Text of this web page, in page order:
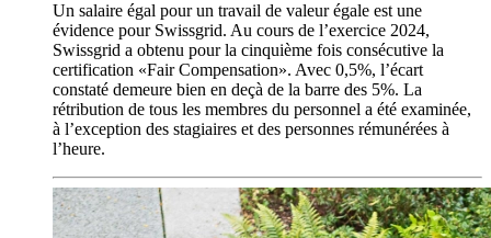
Un salaire égal pour un travail de valeur égale est une
évidence pour Swissgrid. Au cours de l’exercice 2024,
Swissgrid a obtenu pour la cinquième fois consécutive la
certification «Fair Compensation». Avec 0,5%, l’écart
constaté demeure bien en deçà de la barre des 5%. La
rétribution de tous les membres du personnel a été examinée,
à l’exception des stagiaires et des personnes rémunérées à
l’heure.